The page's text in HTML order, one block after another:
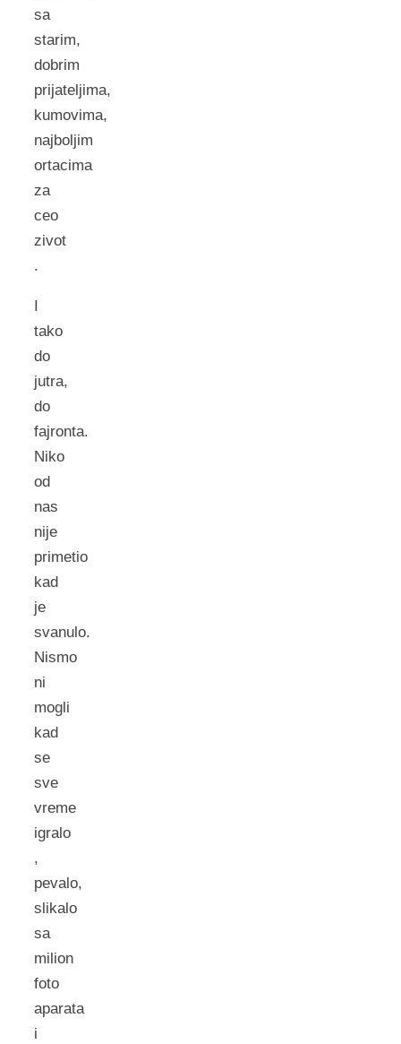
sa
starim,
dobrim
prijateljima,
kumovima,
najboljim
ortacima
za
ceo
zivot
.
I
tako
do
jutra,
do
fajronta.
Niko
od
nas
nije
primetio
kad
je
svanulo.
Nismo
ni
mogli
kad
se
sve
vreme
igralo
,
pevalo,
slikalo
sa
milion
foto
aparata
i